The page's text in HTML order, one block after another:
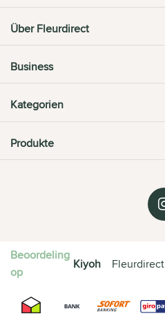
Über Fleurdirect
Business
Kategorien
Produkte
Beoordeling
op
Kiyoh Fleurdirect